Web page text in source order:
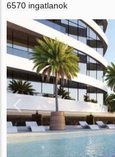
6570 ingatlanok